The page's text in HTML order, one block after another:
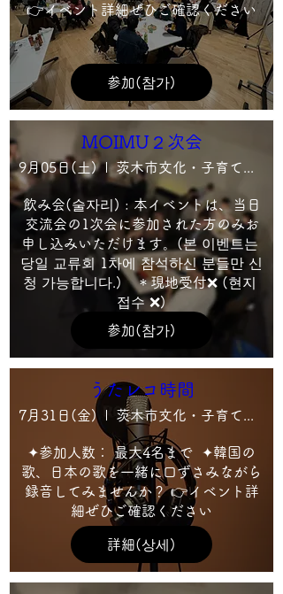
👉イベント詳細ぜひご確認ください
参加(참가)
MOIMU２次会
9月05日(土)
飲み会(술자리) : 本イベントは、当日
交流会の1次会に参加された方のみお
申し込みいただけます。(본 이벤트는
당일 교류회 1차에 참석하신 분들만 신
청 가능합니다.)　＊現地受付❌ (현지
접수 ❌)
参加(참가)
うたレコ時間
7月31日(金)
✦参加人数： 最大4名まで  ✦韓国の
歌、日本の歌を一緒に口ずさみながら
録音してみませんか？ 👉イベント詳
細ぜひご確認ください
詳細(상세)